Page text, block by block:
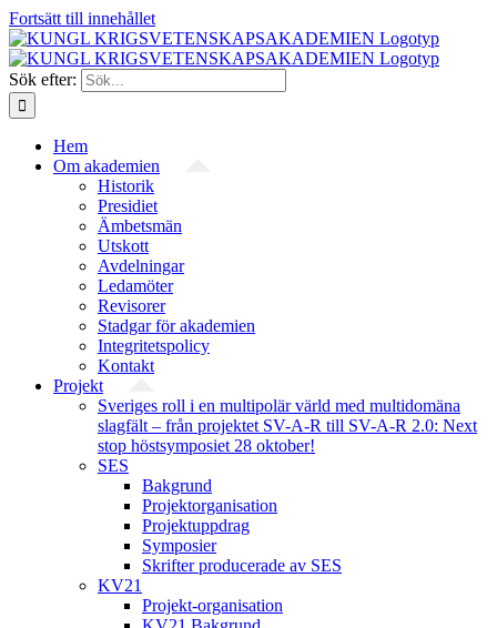
Fortsätt till innehållet
Sök efter:
Hem
Om akademien
Historik
Presidiet
Ämbetsmän
Utskott
Avdelningar
Ledamöter
Revisorer
Stadgar för akademien
Integritetspolicy
Kontakt
Projekt
Sveriges roll i en multipolär värld med multidomäna
slagfält – från projektet SV-A-R till SV-A-R 2.0: Next
stop höstsymposiet 28 oktober!
SES
Bakgrund
Projekt­organisation
Projektuppdrag
Symposier
Skrifter producerade av SES
KV21
Projekt-organisation